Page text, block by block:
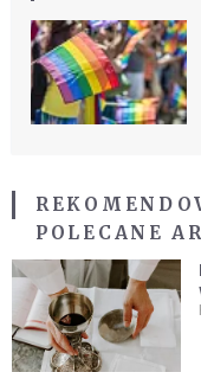
POLECANE